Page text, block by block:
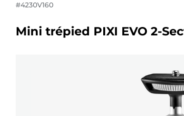
#4230V160
Mini trépied PIXI EVO 2-